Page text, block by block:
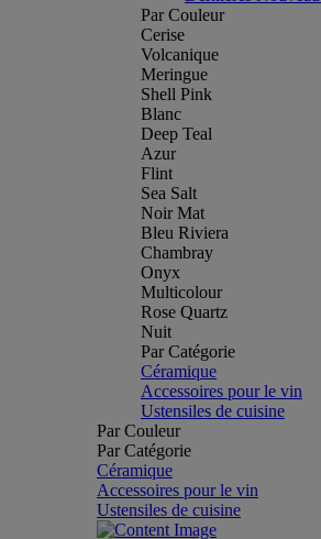
Par Couleur
Cerise
Volcanique
Meringue
Shell Pink
Blanc
Deep Teal
Azur
Flint
Sea Salt
Noir Mat
Bleu Riviera
Chambray
Onyx
Multicolour
Rose Quartz
Nuit
Par Catégorie
Céramique
Accessoires pour le vin
Ustensiles de cuisine
Par Couleur
Par Catégorie
Céramique
Accessoires pour le vin
Ustensiles de cuisine